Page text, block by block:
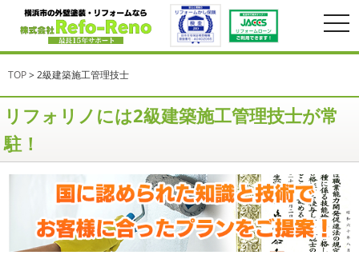
TOP>2級建築施工管理技士
リフォリノには2級建築施工管理技士が常
駐！